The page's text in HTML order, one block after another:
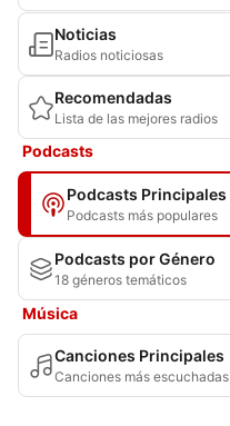
Noticias
Radios noticiosas
Recomendadas
Lista de las mejores radios
Podcasts
Podcasts Principales
Podcasts más populares
Podcasts por Género
18 géneros temáticos
Música
Canciones Principales
Canciones más escuchadas